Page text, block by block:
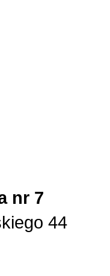
nr 7
44